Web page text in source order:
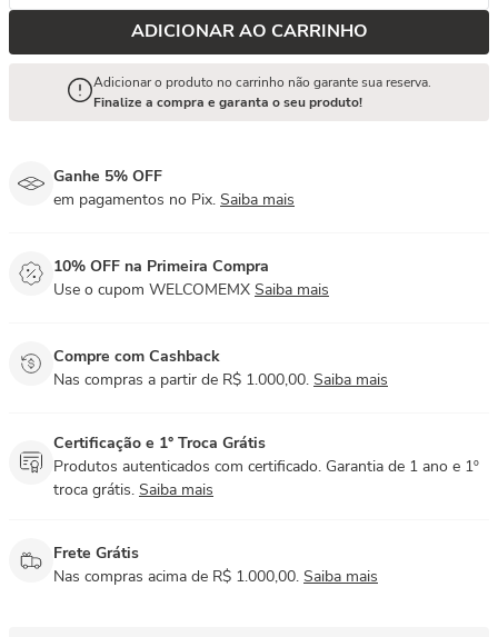
ADICIONAR AO CARRINHO
Adicionar o produto no carrinho não garante sua reserva.
Finalize a compra e garanta o seu produto!
Ganhe 5% OFF
em pagamentos no Pix. Saiba mais
10% OFF na Primeira Compra
Use o cupom WELCOMEMX Saiba mais
Compre com Cashback
Nas compras a partir de R$ 1.000,00. Saiba mais
Certificação e 1° Troca Grátis
Produtos autenticados com certificado. Garantia de 1 ano e 1º
troca grátis. Saiba mais
Frete Grátis
Nas compras acima de R$ 1.000,00. Saiba mais